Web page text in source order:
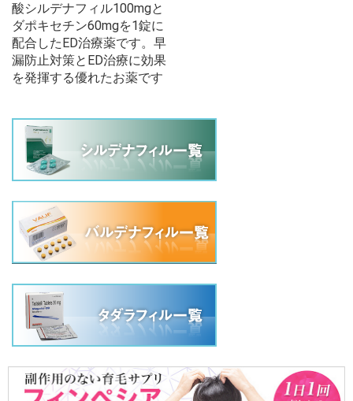
酸シルデナフィル100mgと
ダポキセチン60mgを1錠に
配合したED治療薬です。早
漏防止対策とED治療に効果
を発揮する優れたお薬です